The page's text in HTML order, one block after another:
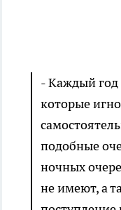
- Каждый год
которые
подобные
ночных
не имеют, а